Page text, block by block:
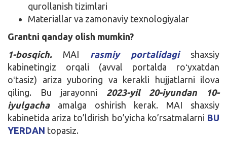
qurollanish tizimlari
Materiallar va zamonaviy texnologiyalar
Grantni qanday olish mumkin?
1-bosqich.MAI rasmiy portalidagishaxsiy
kabinetingiz orqali (avval portalda roʻyxatdan
oʻtasiz) ariza yuboring va kerakli hujjatlarni ilova
qiling. Bu jarayonni 2023-yil
20-iyundan 10-
iyulgachaamalga oshirish kerak. MAI shaxsiy
kabinetida ariza to’ldirish bo’yicha ko’rsatmalarni BU
YERDAN topasiz.